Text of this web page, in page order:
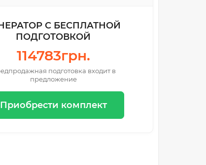
С БЕСПЛАТНОЙ
ПОДГОТОВКОЙ
114783грн.
подготовка входит в
предложение
Приобрести комплект